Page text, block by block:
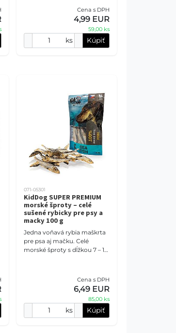
cm kúsky, ktoré sa ľahko
dávkujú a pritom si zachov
Cena s DPH
4,99 EUR
59,00 ks
ks Kúpiť
071-05301
KidDog SUPER PREMIUM
morské šproty – celé
sušené rybicky pre psy a
macky 100 g
Jedna voňavá rybia maškrta
pre psa aj mačku. Celé
morské šproty s dĺžkou 7 – 10
neobsahujú obilniny, cukor
Cena s DPH
6,49 EUR
85,00 ks
ks Kúpiť